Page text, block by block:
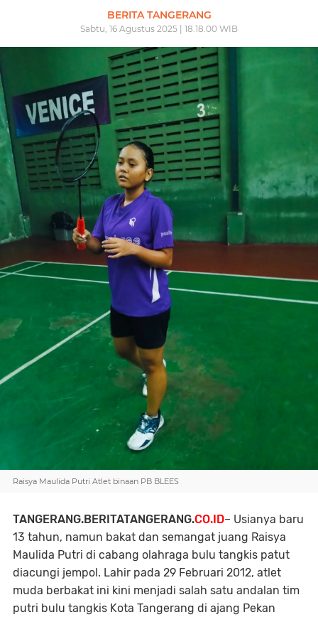
BERITA TANGERANG
Sabtu, 16 Agustus 2025 | 18.18.00 WIB
Raisya Maulida Putri Atlet binaan PB BLEES
TANGERANG.BERITATANGERANG.CO.ID– Usianya baru
13 tahun, namun bakat dan semangat juang Raisya
Maulida Putri di cabang olahraga bulu tangkis patut
diacungi jempol. Lahir pada 29 Februari 2012, atlet
muda berbakat ini kini menjadi salah satu andalan tim
putri bulu tangkis Kota Tangerang di ajang Pekan